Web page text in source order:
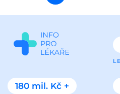
stránka
180 mil. Kč +